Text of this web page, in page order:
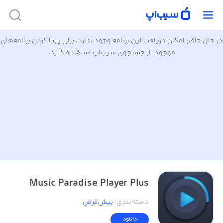
در حال حاضر امکان دریافت این برنامه وجود ندارد. برای پیدا کردن برنامه‌های
موجود، از جستجوی سیب‌اپ استفاده کنید.
Music Paradise Player Plus
دسته‌بندی: پیش‌فرض
دانلود